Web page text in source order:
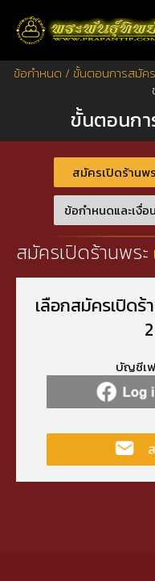
ข้อกำหนด / ขั้นตอนการสมัคร
ขั้นตอนกา
สมัครเปิดร้านพ
ข้อกำหนดและเงื่อ
สมัครเปิดร้านพระ
เลือกสมัครเปิดร้
บัญชีเ